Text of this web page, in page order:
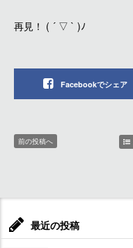
再見！ ( ´ ▽ ` )ﾉ
Facebookでシェア
前の投稿へ
最近の投稿